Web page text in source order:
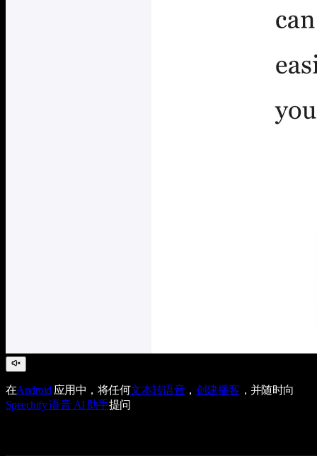
在Android 应用中，将任何文本转语音， 创建播客 ，并随时向
Speechify 语音 AI 助手提问